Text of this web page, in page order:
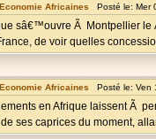
Africaines Posté le: Mer
sâ€™ouvre Ã Montpellier le
de voir quelles
Africaines Posté le: Ven
en Afrique laissent Ã
ses caprices du moment,